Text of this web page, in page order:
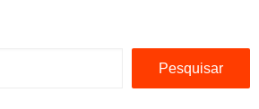
Pesquisar